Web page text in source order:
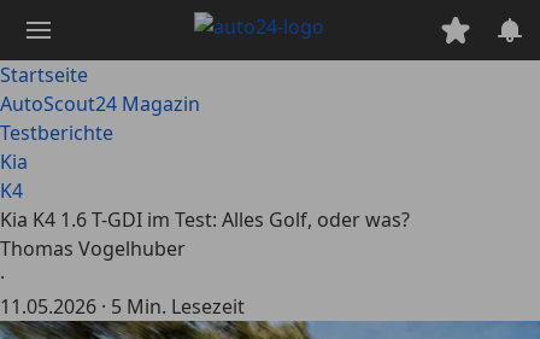
Hauptinhalt
springen
Startseite
AutoScout24 Magazin
Testberichte
Kia
K4
Kia K4 1.6 T-GDI im Test: Alles Golf, oder was?
Thomas Vogelhuber
·
11.05.2026 · 5 Min. Lesezeit